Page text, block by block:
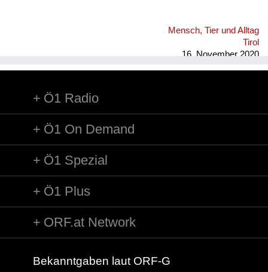
Mensch, Tier und Alltag
Tirol
16. November 2020
Ö1 Radio
Ö1 On Demand
Ö1 Spezial
Ö1 Plus
ORF.at Network
Bekanntgaben laut ORF-G